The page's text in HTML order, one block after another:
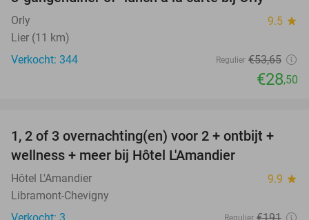
Orly 9.5 star
Lier (11 km)
Verkocht: 344
Regulier €53,65
€28,50
32%
TODAY
1, 2 of 3 overnachting(en) voor 2 + ontbijt +
wellness + meer bij Hôtel L'Amandier
Hôtel L'Amandier 9.9 star
Libramont-Chevigny
Regulier